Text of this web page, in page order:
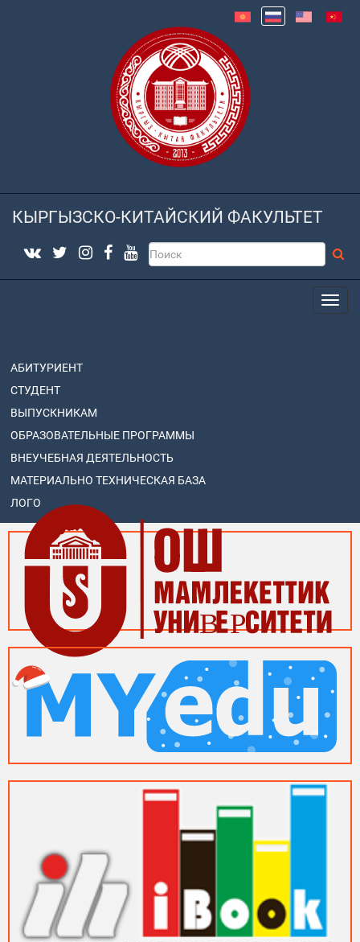
КЫРГЫЗСКО-КИТАЙСКИЙ ФАКУЛЬТЕТ
АБИТУРИЕНТ
СТУДЕНТ
ВЫПУСКНИКАМ
ОБРАЗОВАТЕЛЬНЫЕ ПРОГРАММЫ
ВНЕУЧЕБНАЯ ДЕЯТЕЛЬНОСТЬ
МАТЕРИАЛЬНО ТЕХНИЧЕСКАЯ БАЗА
ЛОГО